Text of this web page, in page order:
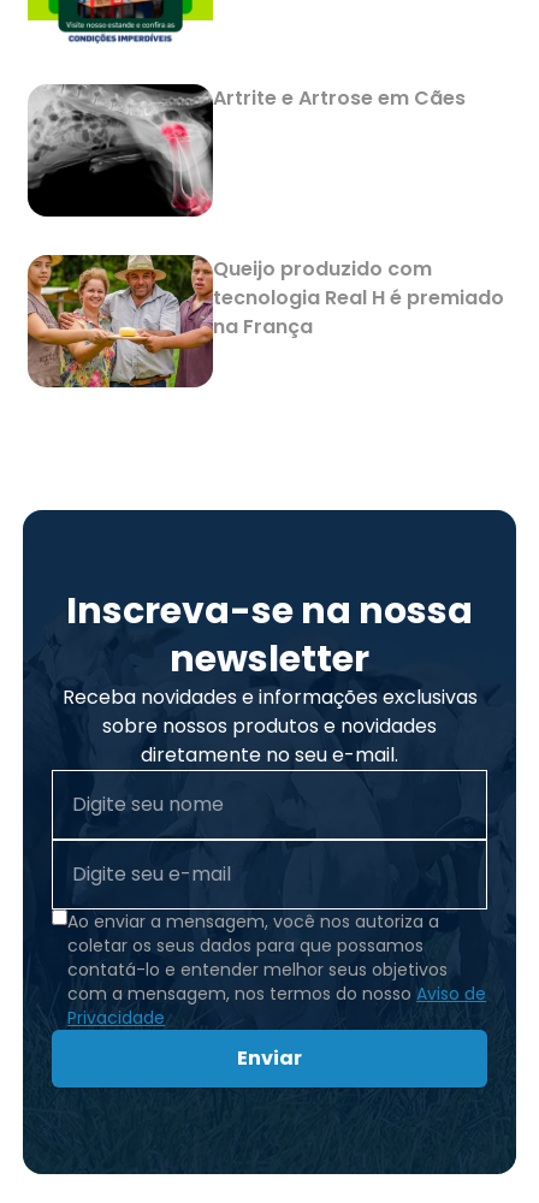
Artrite e Artrose em Cães
Queijo produzido com
tecnologia Real H é premiado
na França
Inscreva-se na nossa
newsletter
Receba novidades e informações exclusivas
sobre nossos produtos e novidades
diretamente no seu e-mail.
Ao enviar a mensagem, você nos autoriza a
coletar os seus dados para que possamos
contatá-lo e entender melhor seus objetivos
com a mensagem, nos termos do nossoAviso de
Privacidade
Enviar